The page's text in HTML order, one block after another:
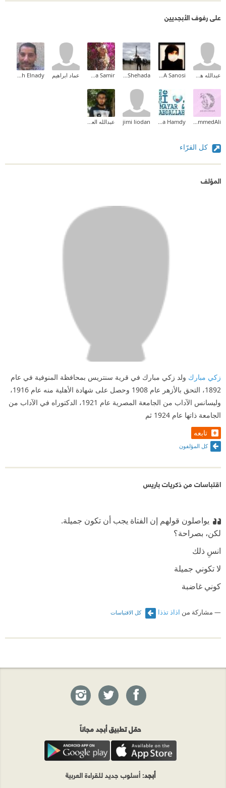
على رفوف الأبجديين
عبدالله هداري Asmaa A Sanosi
Ashraf Shehada
Nesma Samir عماد ابراهيم Mohamed Moh Elnady
Ahlam al-MohammedAli
N Osama Hamdy
jimi liodan عبدالله العبدلي
كل القرّاء
المؤلف
زكي مبارك ولد زكي مبارك في قرية سنتريس بمحافظة المنوفية في عام
1892، التحق بالأزهر عام 1908 وحصل على شهادة الأهلية منه عام 1916،
وليسانس الآداب من الجامعة المصرية عام 1921، الدكتوراه في الآداب من
الجامعة ذاتها عام 1924 ثم
تابعه
كل المؤلفون
اقتباسات من ذكريات باريس
يواصلون قولهم إن الفتاة يجب أن تكون جميلة.
لكن، بصراحة؟
انسِ ذلك
لا تكوني جميلة
كوني غاضبة
كوني عفوية
هناك صفات لا حصر لتملكينها خلاف جميلة
ما "جميلة" على أية حال، سوى مجموعة من الحروف
اجتمعت معًا لتكون كلمة؟
مشاركة من اذاذ تذذا كل الاقتباسات
حمّل تطبيق أبجد مجاناً
أبجد: أسلوب جديد للقراءة العربية